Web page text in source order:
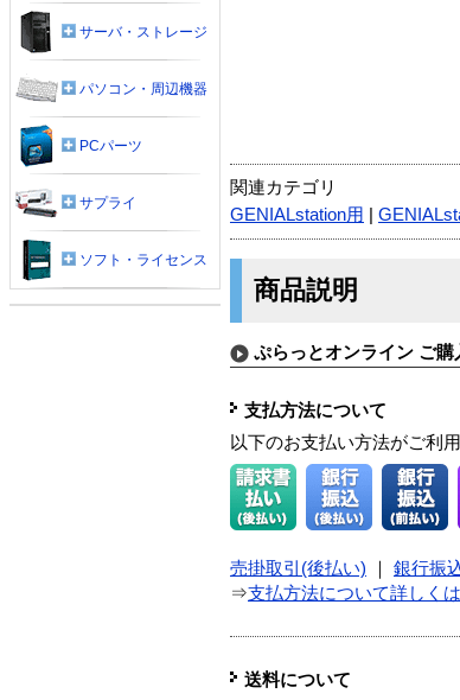
関連カテゴリ
GENIALstation用
商品説明
ぷらっとオンライン ご購
支払方法について
以下のお支払い方法がご利用
売掛取引(後払い) 銀行振
⇒支払方法について詳しく
送料について
サーバ・ストレージ
パソコン・周辺機器
PCパーツ
サプライ
ソフト・ライセンス